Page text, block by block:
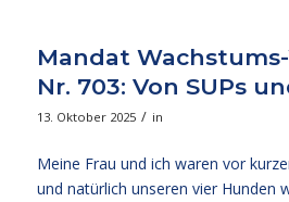
Mandat
Nr. 703: Von SUPs
13. Oktober 2025 / in
Meine Frau und ich waren vor
und natürlich unseren vier Hunden